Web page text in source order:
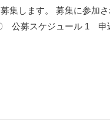
集します。 募集に参加
公募スケジュール 1 申